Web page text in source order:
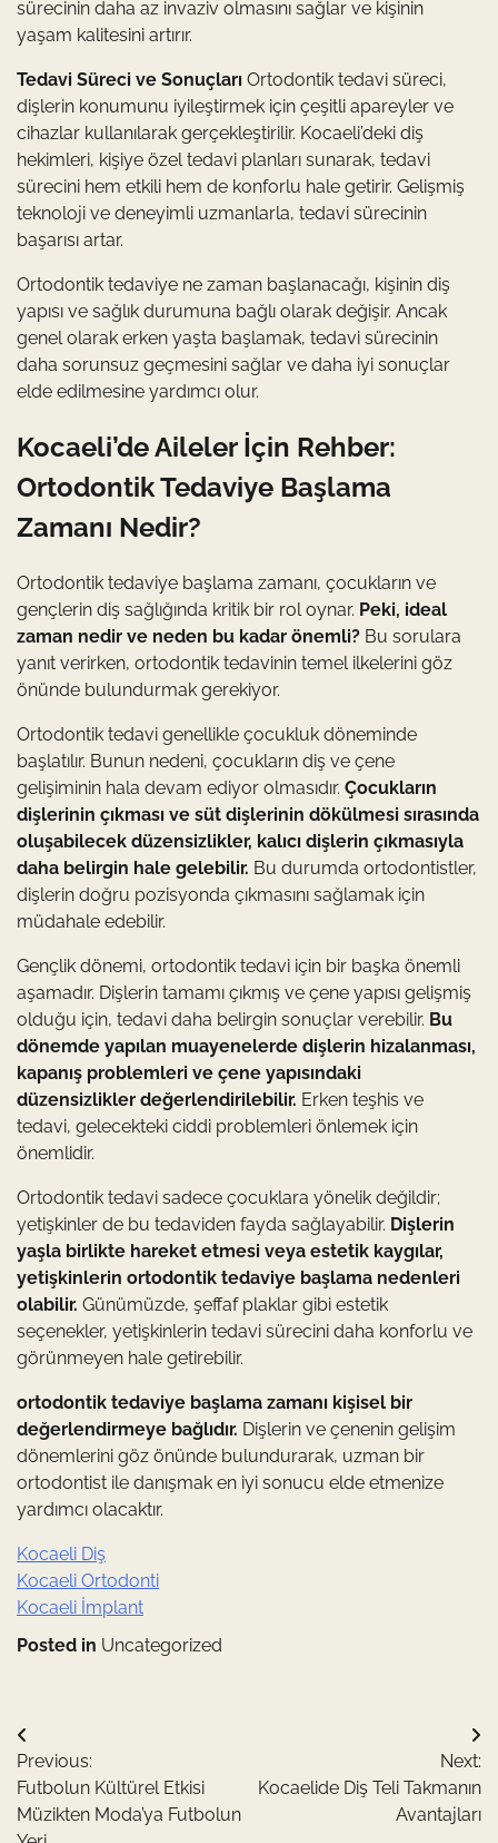
sürecinin daha az invaziv olmasını sağlar ve kişinin
yaşam kalitesini artırır.
Tedavi Süreci ve Sonuçları Ortodontik tedavi süreci,
dişlerin konumunu iyileştirmek için çeşitli apareyler ve
cihazlar kullanılarak gerçekleştirilir. Kocaeli’deki diş
hekimleri, kişiye özel tedavi planları sunarak, tedavi
sürecini hem etkili hem de konforlu hale getirir. Gelişmiş
teknoloji ve deneyimli uzmanlarla, tedavi sürecinin
başarısı artar.
Ortodontik tedaviye ne zaman başlanacağı, kişinin diş
yapısı ve sağlık durumuna bağlı olarak değişir. Ancak
genel olarak erken yaşta başlamak, tedavi sürecinin
daha sorunsuz geçmesini sağlar ve daha iyi sonuçlar
elde edilmesine yardımcı olur.
Kocaeli’de Aileler İçin Rehber:
Ortodontik Tedaviye Başlama
Zamanı Nedir?
Ortodontik tedaviye başlama zamanı, çocukların ve
gençlerin diş sağlığında kritik bir rol oynar. Peki, ideal
zaman nedir ve neden bu kadar önemli? Bu sorulara
yanıt verirken, ortodontik tedavinin temel ilkelerini göz
önünde bulundurmak gerekiyor.
Ortodontik tedavi genellikle çocukluk döneminde
başlatılır. Bunun nedeni, çocukların diş ve çene
gelişiminin hala devam ediyor olmasıdır. Çocukların
dişlerinin çıkması ve süt dişlerinin dökülmesi sırasında
oluşabilecek düzensizlikler, kalıcı dişlerin çıkmasıyla
daha belirgin hale gelebilir. Bu durumda ortodontistler,
dişlerin doğru pozisyonda çıkmasını sağlamak için
müdahale edebilir.
Gençlik dönemi, ortodontik tedavi için bir başka önemli
aşamadır. Dişlerin tamamı çıkmış ve çene yapısı gelişmiş
olduğu için, tedavi daha belirgin sonuçlar verebilir. Bu
dönemde yapılan muayenelerde dişlerin hizalanması,
kapanış problemleri ve çene yapısındaki
düzensizlikler değerlendirilebilir. Erken teşhis ve
tedavi, gelecekteki ciddi problemleri önlemek için
önemlidir.
Ortodontik tedavi sadece çocuklara yönelik değildir;
yetişkinler de bu tedaviden fayda sağlayabilir. Dişlerin
yaşla birlikte hareket etmesi veya estetik kaygılar,
yetişkinlerin ortodontik tedaviye başlama nedenleri
olabilir. Günümüzde, şeffaf plaklar gibi estetik
seçenekler, yetişkinlerin tedavi sürecini daha konforlu ve
görünmeyen hale getirebilir.
ortodontik tedaviye başlama zamanı kişisel bir
değerlendirmeye bağlıdır. Dişlerin ve çenenin gelişim
dönemlerini göz önünde bulundurarak, uzman bir
ortodontist ile danışmak en iyi sonucu elde etmenize
yardımcı olacaktır.
Kocaeli Diş
Kocaeli Ortodonti
Kocaeli İmplant
Posted in Uncategorized
Yazı
gezinmesi
Previous:
Futbolun Kültürel Etkisi
Müzikten Moda’ya Futbolun
Next:
Kocaelide Diş Teli Takmanın
Avantajları